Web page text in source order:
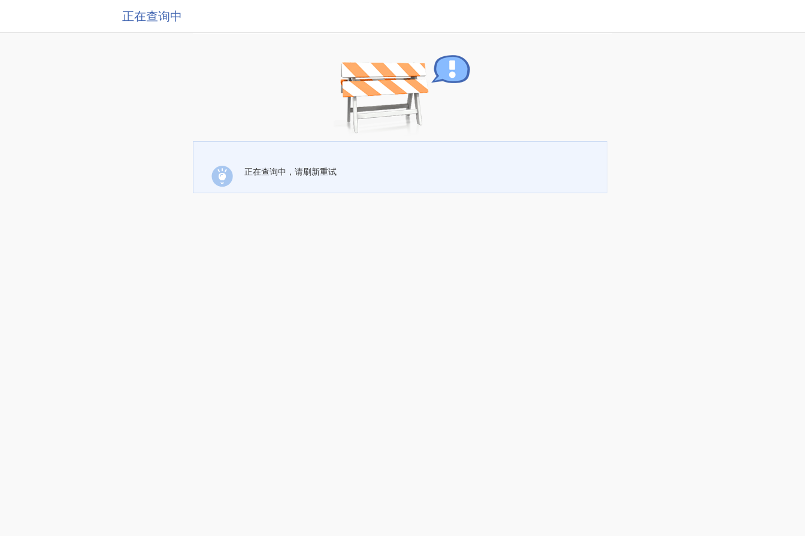
正在查询中
正在查询中，请刷新重试